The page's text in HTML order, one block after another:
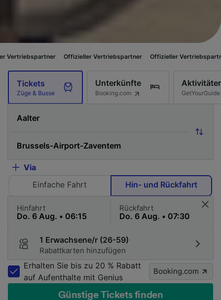
Offizieller Vertriebspartner Offizieller Vertriebspartner
Tickets
Züge & Busse
Unterkünfte
Booking.com GetYourGuide
Via
Einfache Fahrt
Hin- und Rückfahrt
Hinfahrt Rückfahrt
1 Erwachsene/r (26-59)
Rabattkarten hinzufügen
Erhalten Sie bis zu 20 % Rabatt
auf Aufenthalte mit Genius
Booking.com
Günstige Tickets finden